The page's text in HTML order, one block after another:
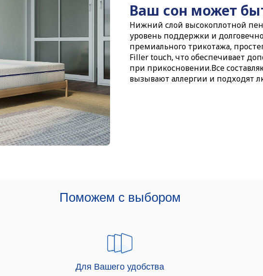
Ваш сон может
Нижний слой высокоплотной
уровень поддержки и
премиального трикотажа,
Filler touсh, что обеспечивает
при прикосновении.Все
вызывают аллергии и подходят
Поможем с выбором
Для Вашего удобства